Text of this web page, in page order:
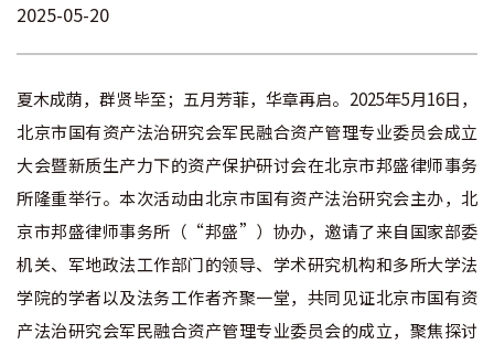
2025-05-20
夏木成荫，群贤毕至；五月芳菲，华章再启。2025年5月16日，
北京市国有资产法治研究会军民融合资产管理专业委员会成立
大会暨新质生产力下的资产保护研讨会在北京市邦盛律师事务
所隆重举行。本次活动由北京市国有资产法治研究会主办，北
京市邦盛律师事务所（“邦盛”）协办，邀请了来自国家部委
机关、军地政法工作部门的领导、学术研究机构和多所大学法
学院的学者以及法务工作者齐聚一堂，共同见证北京市国有资
产法治研究会军民融合资产管理专业委员会的成立，聚焦探讨